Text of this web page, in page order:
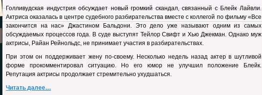
Голливудская индустрия обсуждает новый громкий скандал, связанный с Блейк Лайвли.
Актриса оказалась в центре судебного разбирательства вместе с коллегой по фильму «Все
закончится на нас» Джастином Бальдони. Это дело уже называют одним из самых
обсуждаемых процессов года. В суде выступят Тейлор Свифт и Хью Джекман. Однако муж
актрисы, Райан Рейнольдс, не принимает участия в разбирательствах.
При этом он поддерживает жену по-своему. Несколько недель назад актер в шутливой
форме прокомментировал ситуацию. Но его юмор не улучшил положение Блейк.
Репутация актрисы продолжает стремительно ухудшаться.
Читать далее…